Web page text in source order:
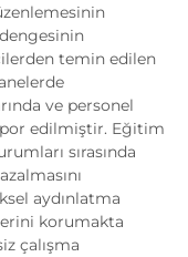
temin edilen
ve personel
edilmiştir. Eğitim
sırasında
aydınlatma
korumakta
çalışma